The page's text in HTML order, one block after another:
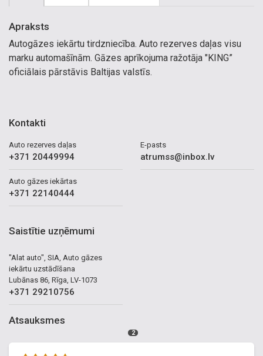
Apraksts
Autogāzes iekārtu tirdzniecība. Auto rezerves daļas visu
marku automašīnām. Gāzes aprīkojuma ražotāja "KING”
oficiālais pārstāvis Baltijas valstīs.
Kontakti
Auto rezerves daļas
+371 20449994
Auto gāzes iekārtas
+371 22140444
E-pasts
atrumss@inbox.lv
Saistītie uzņēmumi
"Alat auto", SIA, Auto gāzes
iekārtu uzstādīšana
Lubānas 86, Rīga, LV-1073
+371 29210756
Atsauksmes
2